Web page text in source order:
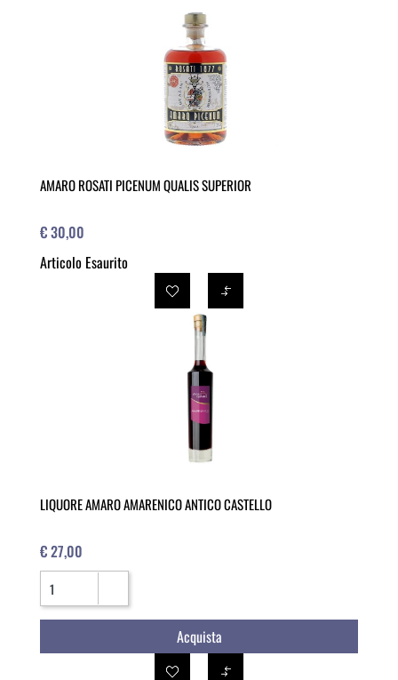
AMARO ROSATI PICENUM QUALIS SUPERIOR
€ 30,00
Articolo Esaurito
LIQUORE AMARO AMARENICO ANTICO CASTELLO
€ 27,00
Quantità
Acquista